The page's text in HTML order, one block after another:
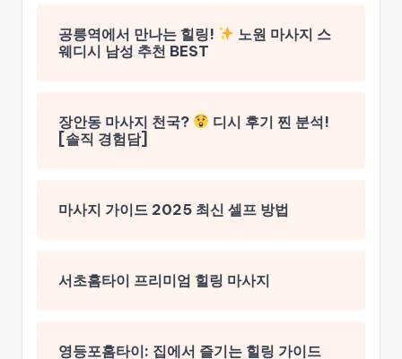
공릉역에서 만나는 힐링!
노원 마사지 스
웨디시 남성 추천 BEST
장안동 마사지 천국?
디시 후기 찐 분석!
[솔직 경험담]
마사지 가이드 2025 최신 셀프 방법
서초홈타이 프리미엄 힐링 마사지
영등포홈타이: 집에서 즐기는 힐링 가이드